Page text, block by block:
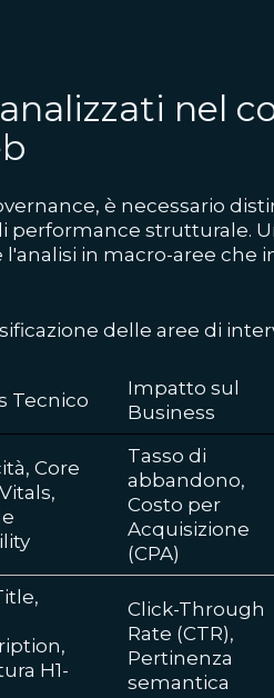
nel
è necessario
performance strutturale.
l'analisi in macro-aree che
delle aree di
Tecnico
Impatto sul
Business
Core
Tasso di
abbandono,
Costo per
Acquisizione
(CPA)
H1-
Click-Through
Rate (CTR),
Pertinenza
semantica